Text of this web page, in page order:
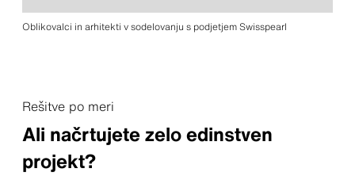
Oblikovalci in arhitekti v sodelovanju s podjetjem Swisspearl
Rešitve po meri
Ali načrtujete zelo edinstven
projekt?